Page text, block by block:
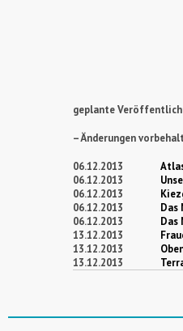
geplante
– Änderungen
06.12.2013
06.12.2013
06.12.2013
06.12.2013
Das
06.12.2013
Das
13.12.2013
13.12.2013
13.12.2013